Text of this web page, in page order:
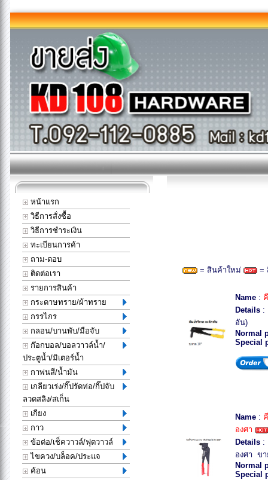
หน้าแรก
วิธีการสั่งซื้อ
วิธีการชำระเงิน
ทะเบียนการค้า
ถาม-ตอบ
ติดต่อเรา
รายการสินค้า
กระดาษทราย/ผ้าทราย
กรรไกร
กลอน/บานพับ/มือจับ
ก๊อกบอล/บอลวาวล์น้ำ/
ประตูน้ำ/มิเตอร์น้ำ
กาพ่นสี/น้ำมัน
เกลียวเร่ง/กิ๊ปรัดท่อ/กิ๊ปจับ
ลวดสลิง/สเก็น
เกียง
กาว
ข้อต่อ/เช็ควาวล์/ฟุตวาวล์
ไขควง/บล็อค/ประแจ
ค้อน
= สินค้าใหม่ =
Name :
Details :
อัน)
Normal
Special
Name :
องศา
Details :
องศา ข
Normal
Special